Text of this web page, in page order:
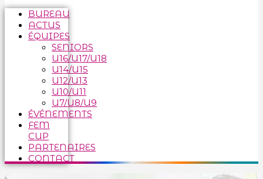
BUREAU
ACTUS
ÉQUIPES
SENIORS
U16/U17/U18
U14/U15
U12/U13
U10/U11
U7/U8/U9
ÉVÉNEMENTS
FEM
CUP
PARTENAIRES
CONTACT